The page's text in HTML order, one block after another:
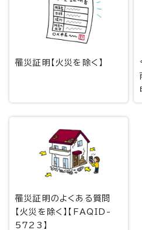
罹災証明【火災を除く】
罹災証明のよくある質問
【火災を除く】【FAQID-
5723】